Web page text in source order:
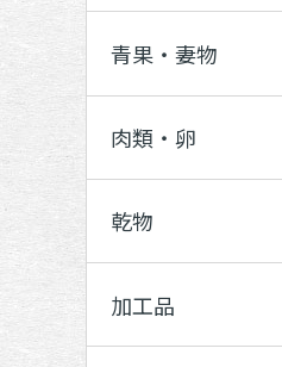
青果・妻物
肉類・卵
乾物
加工品